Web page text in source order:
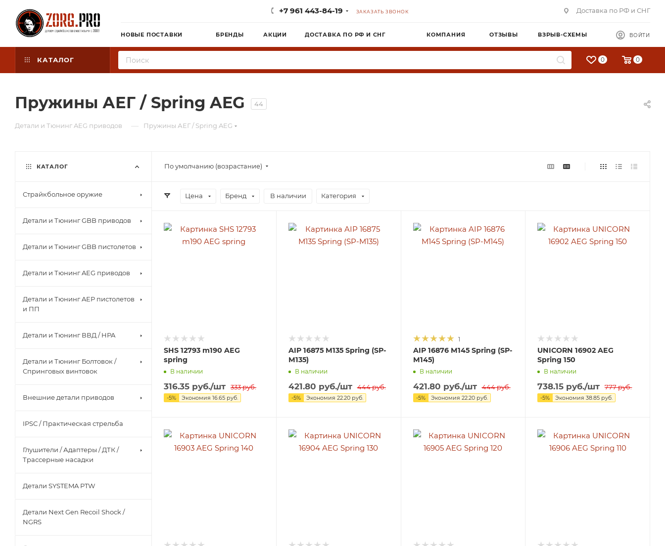
+7 961 443-84-19 ЗАКАЗАТЬ ЗВОНОК Доставка по РФ и СНГ
НОВЫЕ ПОСТАВКИ БРЕНДЫ АКЦИИ ДОСТАВКА ПО РФ И СНГ КОМПАНИЯ ОТЗЫВЫ ВЗРЫВ-СХЕМЫ ВОЙТИ
КАТАЛОГ 0 0
Пружины АЕГ / Spring AEG 44
Детали и Тюнинг AEG приводов — Пружины АЕГ / Spring AEG
По умолчанию (возрастание)
Цена Бренд В наличии Категория
SHS 12793 m190 AEG
spring
В наличии
316.35 руб./шт 333руб.
-5% Экономия 16.65 руб.
AIP 16875 M135 Spring (SP-
M135)
В наличии
421.80 руб./шт 444руб.
-5% Экономия 22.20руб.
1
AIP 16876 M145 Spring (SP-
M145)
В наличии
421.80 руб./шт 444руб.
-5% Экономия 22.20руб.
UNICORN 16902 AEG
Spring 150
В наличии
738.15 руб./шт 777руб.
-5% Экономия38.85 руб.
КАТАЛОГ
Страйкбольное оружие
Детали и Тюнинг GBB приводов
Детали и Тюнинг GBB пистолетов
Детали и Тюнинг AEG приводов
Детали и Тюнинг AEP пистолетов
и ПП
Детали и Тюнинг ВВД / HPA
Детали и Тюнинг Болтовок /
Спринговых винтовок
Внешние детали приводов
IPSC / Практическая стрельба
Глушители / Адаптеры / ДТК /
Трассерные насадки
Детали SYSTEMA PTW
Детали Next Gen Recoil Shock /
NGRS